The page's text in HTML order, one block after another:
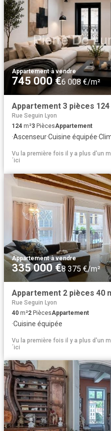
Appartement·à vendre
745 000 €6 008 €/m²
Appartement 3 pièces 124
Rue Seguin Lyon
124 m²3 PiècesAppartement
·Ascenseur·Cuisine équipée·
Vu la première fois il y a plus d'un
´ici
Appartement·à vendre
335 000 €8 375 €/m²
Appartement 2 pièces 40
Rue Seguin Lyon
40 m²2 PiècesAppartement
·Cuisine équipée
Vu la première fois il y a plus d'un
´ici